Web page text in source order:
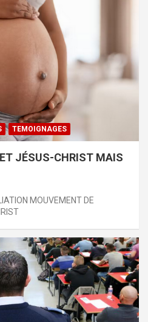
TEMOIGNAGES
JÉSUS-CHRIST MAIS
MOUVEMENT DE